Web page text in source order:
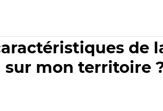
de
sur mon territoire